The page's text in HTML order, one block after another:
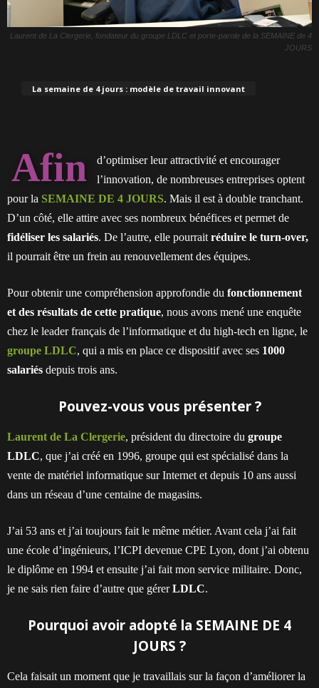
Laurent de La Clergerie, fondateur du groupe LDLC et porte-parole de la SEMAINE de 4
JOURS
La semaine de 4 jours : modèle de travail innovant
Afin
d’optimiser leur attractivité et encourager
l’innovation, de nombreuses entreprises optent
pour la SEMAINE DE 4 JOURS. Mais il est à double tranchant.
D’un côté, elle attire avec ses nombreux bénéfices et permet de
fidéliser les salariés. De l’autre, elle pourrait réduire le turn-over,
il pourrait être un frein au renouvellement des équipes.
Pour obtenir une compréhension approfondie du fonctionnement
et des résultats de cette pratique, nous avons mené une enquête
chez le leader français de l’informatique et du high-tech en ligne, le
groupe LDLC, qui a mis en place ce dispositif avec ses 1000
salariés depuis trois ans.
Pouvez-vous vous présenter ?
Laurent de La Clergerie, président du directoire du groupe
LDLC, que j’ai créé en 1996, groupe qui est spécialisé dans la
vente de matériel informatique sur Internet et depuis 10 ans aussi
dans un réseau d’une centaine de magasins.
J’ai 53 ans et j’ai toujours fait le même métier. Avant cela j’ai fait
une école d’ingénieurs, l’ICPI devenue CPE Lyon, dont j’ai obtenu
le diplôme en 1994 et ensuite j’ai fait mon service militaire. Donc,
je ne sais rien faire d’autre que gérerLDLC.
Pourquoi avoir adopté la SEMAINE DE 4
JOURS ?
Cela faisait un moment que je travaillais sur la façon d’améliorer la